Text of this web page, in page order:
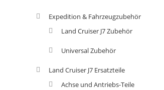
Expedition & Fahrzeugzubehör
Land Cruiser J7 Zubehör
Universal Zubehör
Land Cruiser J7 Ersatzteile
Achse und Antriebs-Teile